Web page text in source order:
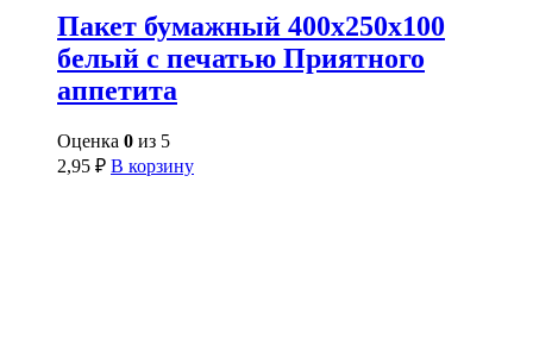
Пакет бумажный 400х250х100
белый с печатью Приятного
аппетита
Оценка 0 из 5
2,95 ₽ В корзину